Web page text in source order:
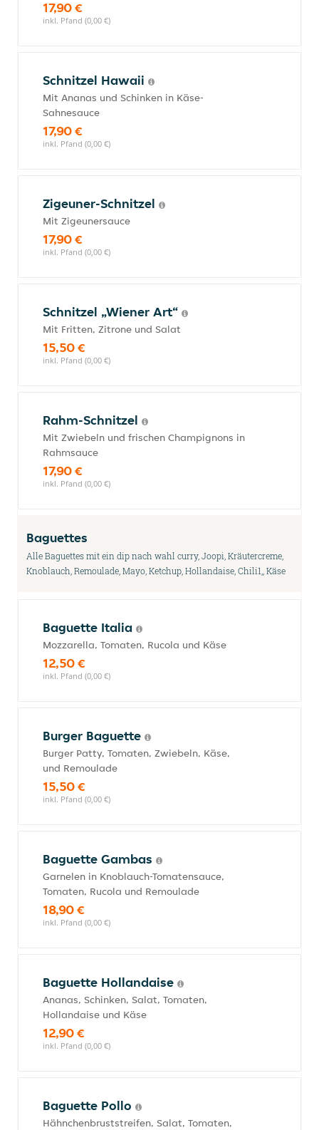
17,90 €
inkl. Pfand (0,00 €)
Schnitzel Hawaii
Mit Ananas und Schinken in Käse-
Sahnesauce
17,90 €
inkl. Pfand (0,00 €)
Zigeuner-Schnitzel
Mit Zigeunersauce
17,90 €
inkl. Pfand (0,00 €)
Schnitzel „Wiener Art“
Mit Fritten, Zitrone und Salat
15,50 €
inkl. Pfand (0,00 €)
Rahm-Schnitzel
Mit Zwiebeln und frischen Champignons in
Rahmsauce
17,90 €
inkl. Pfand (0,00 €)
Baguettes
Alle Baguettes mit ein dip nach wahl curry, Joopi, Kräutercreme,
Knoblauch, Remoulade, Mayo, Ketchup, Hollandaise, Chili1,, Käse
Baguette Italia
Mozzarella, Tomaten, Rucola und Käse
12,50 €
inkl. Pfand (0,00 €)
Burger Baguette
Burger Patty, Tomaten, Zwiebeln, Käse,
und Remoulade
15,50 €
inkl. Pfand (0,00 €)
Baguette Gambas
Garnelen in Knoblauch-Tomatensauce,
Tomaten, Rucola und Remoulade
18,90 €
inkl. Pfand (0,00 €)
Baguette Hollandaise
Ananas, Schinken, Salat, Tomaten,
Hollandaise und Käse
12,90 €
inkl. Pfand (0,00 €)
Baguette Pollo
Hähnchenbruststreifen, Salat, Tomaten,